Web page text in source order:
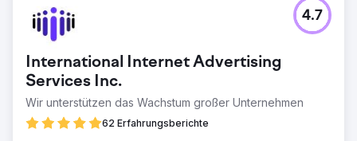
Desmeules Chrysler arbeitet seit 2019 mit LGO zusammen
und verlor viele Jahre lang Traffic und Leads an die
und Lead-Management-Programme zusammen mit einer
maßgeschneiderten digitalen Marketing-/SEO-Strategie
Lösung
International Internet Advertising
Services Inc.
Wir unterstützen das Wachstum großer Unternehmen
62 Erfahrungsberichte
4.7